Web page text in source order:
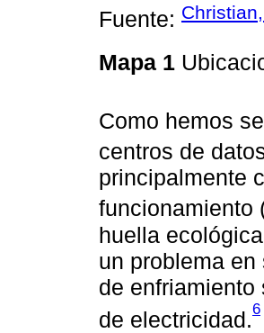
Fuente:
Mapa 1
Como hemos
centros de
principalmente
funcionamiento
huella
un problema
de
de electricidad.6